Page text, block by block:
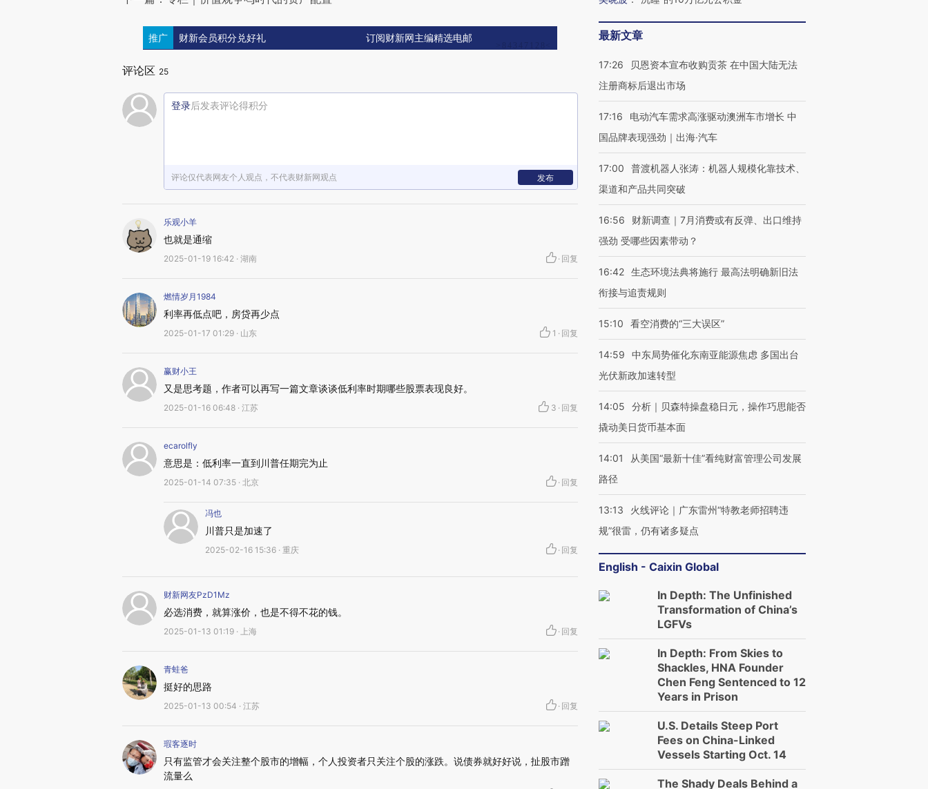
推广 财新会员积分兑好礼 订阅财新网主编精选电邮
评论区 25
登录后发表评论得积分
评论仅代表网友个人观点，不代表财新网观点 发布
乐观小羊
也就是通缩
2025-01-19 16:42 · 湖南 · 回复
燃情岁月1984
利率再低点吧，房贷再少点
2025-01-17 01:29 · 山东 1 · 回复
赢财小王
又是思考题，作者可以再写一篇文章谈谈低利率时期哪些股票表现良好。
2025-01-16 06:48 · 江苏 3 · 回复
ecarolfly
意思是：低利率一直到川普任期完为止
2025-01-14 07:35 · 北京 · 回复
冯也
川普只是加速了
2025-02-16 15:36 · 重庆 · 回复
财新网友PzD1Mz
必选消费，就算涨价，也是不得不花的钱。
2025-01-13 01:19 · 上海 · 回复
青蛙爸
挺好的思路
2025-01-13 00:54 · 江苏 · 回复
瑕客逐时
只有监管才会关注整个股市的增幅，个人投资者只关注个股的涨跌。说债券就好好说，扯股市蹭
流量么
最新文章
17:26
贝恩资本宣布收购贡茶 在中国大陆无法
注册商标后退出市场
17:16
电动汽车需求高涨驱动澳洲车市增长 中
国品牌表现强劲｜出海·汽车
17:00
普渡机器人张涛：机器人规模化靠技术、
渠道和产品共同突破
16:56
财新调查｜7月消费或有反弹、出口维持
强劲 受哪些因素带动？
16:42 生态环境法典将施行 最高法明确新旧法
衔接与追责规则
15:10 看空消费的“三大误区”
14:59
中东局势催化东南亚能源焦虑 多国出台
光伏新政加速转型
14:05
分析｜贝森特操盘稳日元，操作巧思能否
撬动美日货币基本面
14:01
从美国“最新十佳”看纯财富管理公司发展
路径
13:13
火线评论｜广东雷州“特教老师招聘违
规”很雷，仍有诸多疑点
English - Caixin Global
In Depth: The Unfinished
Transformation of China’s
LGFVs
In Depth: From Skies to
Shackles, HNA Founder
Chen Feng Sentenced to 12
Years in Prison
U.S. Details Steep Port
Fees on China-Linked
Vessels Starting Oct. 14
The Shady Deals Behind a